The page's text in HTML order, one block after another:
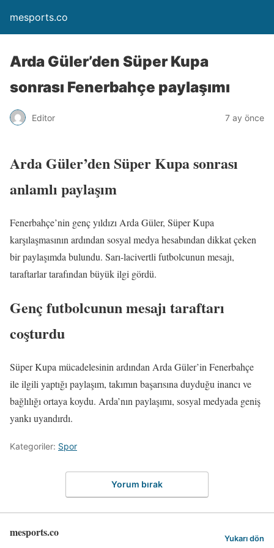
mesports.co
Arda Güler’den Süper Kupa
sonrası Fenerbahçe paylaşımı
Editor 7 ay önce
Arda Güler’den Süper Kupa sonrası
anlamlı paylaşım
Fenerbahçe’nin genç yıldızı Arda Güler, Süper Kupa
karşılaşmasının ardından sosyal medya hesabından dikkat çeken
bir paylaşımda bulundu. Sarı-lacivertli futbolcunun mesajı,
taraftarlar tarafından büyük ilgi gördü.
Genç futbolcunun mesajı taraftarı
coşturdu
Süper Kupa mücadelesinin ardından Arda Güler’in Fenerbahçe
ile ilgili yaptığı paylaşım, takımın başarısına duyduğu inancı ve
bağlılığı ortaya koydu. Arda’nın paylaşımı, sosyal medyada geniş
yankı uyandırdı.
Kategoriler: Spor
Yorum bırak
mesports.co Yukarı dön